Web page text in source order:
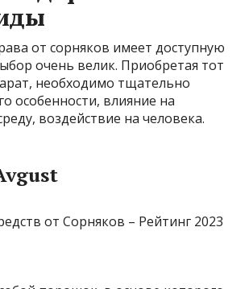
от сорняков имеет доступную
очень велик. Приобретая тот
необходимо тщательно
особенности, влияние на
воздействие на человека.